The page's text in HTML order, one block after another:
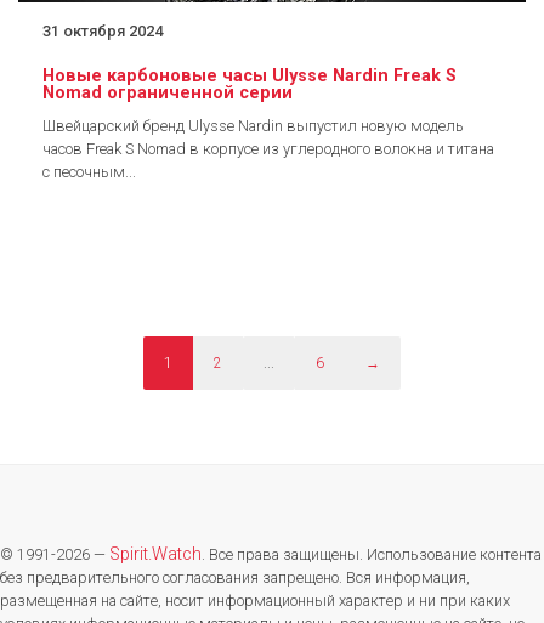
31 октября 2024
Новые карбоновые часы Ulysse Nardin Freak S
Nomad ограниченной серии
Швейцарский бренд Ulysse Nardin выпустил новую модель
часов Freak S Nomad в корпусе из углеродного волокна и титана
с песочным...
1 2 ... 6 →
© 1991-2026 — Spirit.Watch. Все права защищены. Использование контента
без предварительного согласования запрещено. Вся информация,
размещенная на сайте, носит информационный характер и ни при каких